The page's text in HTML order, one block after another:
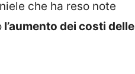
che ha reso note
l’aumento dei costi delle